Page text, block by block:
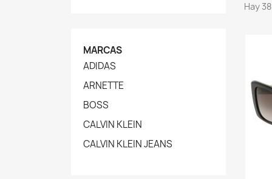
MARCAS
ADIDAS
ARNETTE
BOSS
CALVIN KLEIN
CALVIN KLEIN JEANS
Hay